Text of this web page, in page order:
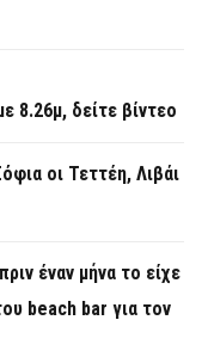
8.26μ, δείτε βίντεο
οι Τεττέη, Λιβάι
έναν μήνα το είχε
beach bar για τον